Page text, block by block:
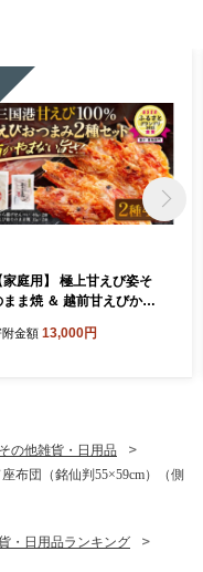
家庭用】 極上甘えび姿そ
まま焼 ＆ 越前甘えびから
附金額 13,000円
その他雑貨・日用品
布団（銘仙判55×59cm）（側
・日用品ランキング